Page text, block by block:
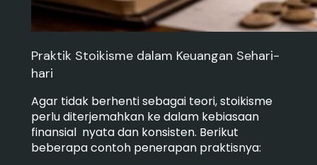
Praktik Stoikisme dalam Keuangan Sehari-
hari
Agar tidak berhenti sebagai teori, stoikisme
perlu diterjemahkan ke dalam kebiasaan
finansial nyata dan konsisten. Berikut
beberapa contoh penerapan praktisnya: